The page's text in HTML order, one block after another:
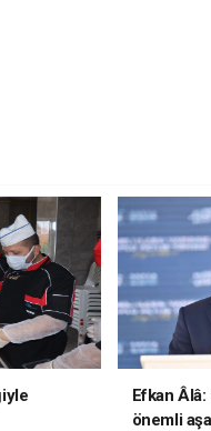
Efkan
önemli